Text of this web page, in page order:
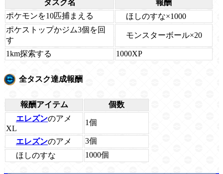
タスク名
報酬
ポケモンを10匹捕まえる
ほしのすな×1000
ポケストップかジム3個を回
す
モンスターボール×20
1km探索する 1000XP
全タスク達成報酬
報酬アイテム
個数
エレズンのアメ
XL
1個
エレズンのアメ
3個
ほしのすな
1000個